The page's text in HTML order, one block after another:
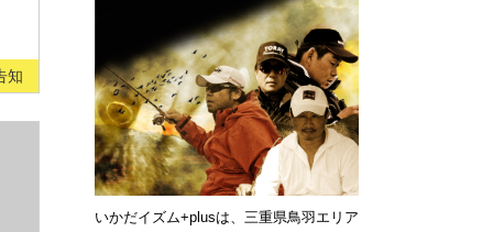
知
いかだイズム+plusは、三重県鳥羽エリア